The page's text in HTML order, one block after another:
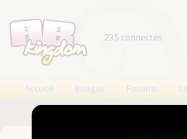
235 connectés
Accueil Images Forums